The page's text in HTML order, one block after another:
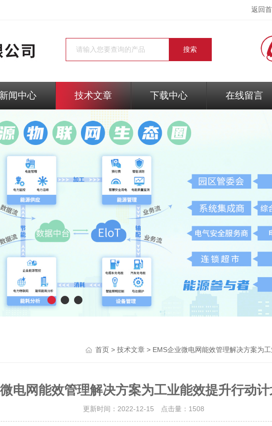
返回
新闻中心 技术文章 下载中心 在线留言
首页 > 技术文章 > EMS企业微电网能效管理解决方案为
电网能效管理解决方案为工业能效提升行动
更新时间：2022-12-15 点击量： 1508